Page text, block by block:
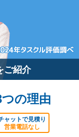
ご紹介
の理由
ャットで見積り
営業電話なし